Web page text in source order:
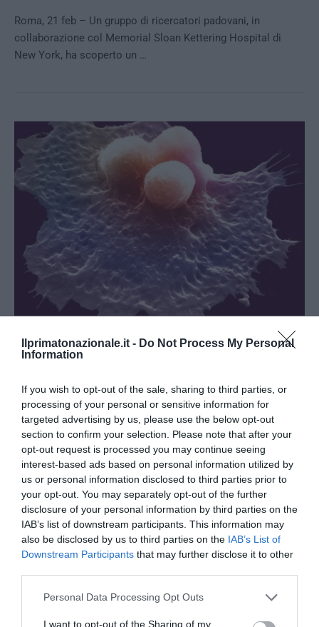
Ilprimatonazionale.it - Do Not Process My Personal
Information
If you wish to opt-out of the sale, sharing to third parties, or
processing of your personal or sensitive information for
targeted advertising by us, please use the below opt-out
section to confirm your selection. Please note that after your
opt-out request is processed you may continue seeing
interest-based ads based on personal information utilized by
us or personal information disclosed to third parties prior to
your opt-out. You may separately opt-out of the further
disclosure of your personal information by third parties on the
IAB’s list of downstream participants. This information may
also be disclosed by us to third parties on the IAB’s List of
Downstream Participants that may further disclose it to other
Please note that this website/app uses one or more Google
not limited to your visit or usage behaviour. You may click to
Personal Data Processing Opt Outs
I want to opt-out of the Sharing of my
Roma, 21 feb – Un gruppo di ricercatori padovani, in
collaborazione col Memorial Sloan Kettering Hospital di
New York, ha scoperto un …
APPROFONDIMENTI SCIENZA E TECNOLOGIA
scoperta da una ricerca italiana
byRoberto Derta 20 Febbraio 2016
Roma, 20 feb – Una nuova ricerca italiana che potrebbe
portare a risultati clamorosi nella lotta contro il cancro.
Una ricerca pubblicata su …